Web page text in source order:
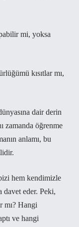
mi, yoksa
kısıtlar mı,
dair derin
zamanda öğrenme
anlamı, bu
bizi hem kendimizle
davet eder. Peki,
mı? Hangi
ve hangi